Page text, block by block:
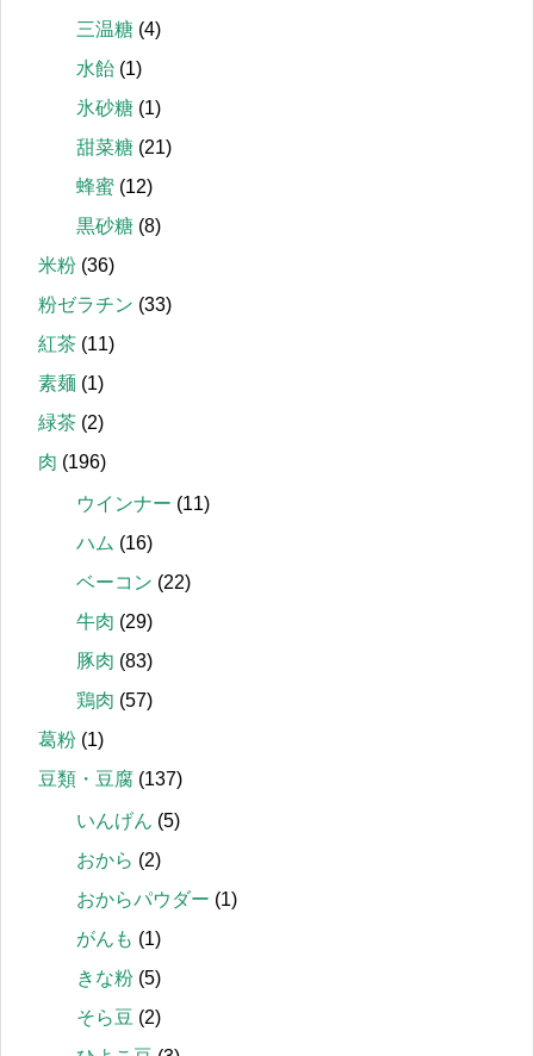
三温糖 (4)
水飴 (1)
氷砂糖 (1)
甜菜糖 (21)
蜂蜜 (12)
黒砂糖 (8)
米粉 (36)
粉ゼラチン (33)
紅茶 (11)
素麺 (1)
緑茶 (2)
肉 (196)
ウインナー (11)
ハム (16)
ベーコン (22)
牛肉 (29)
豚肉 (83)
鶏肉 (57)
葛粉 (1)
豆類・豆腐 (137)
いんげん (5)
おから (2)
おからパウダー (1)
がんも (1)
きな粉 (5)
そら豆 (2)